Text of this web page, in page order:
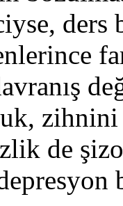
ders
zihnini
de